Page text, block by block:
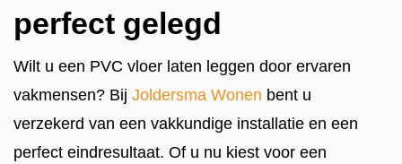
perfect gelegd
Wilt u een PVC vloer laten leggen door ervaren
vakmensen? Bij Joldersma Wonen bent u
verzekerd van een vakkundige installatie en een
perfect eindresultaat. Of u nu kiest voor een